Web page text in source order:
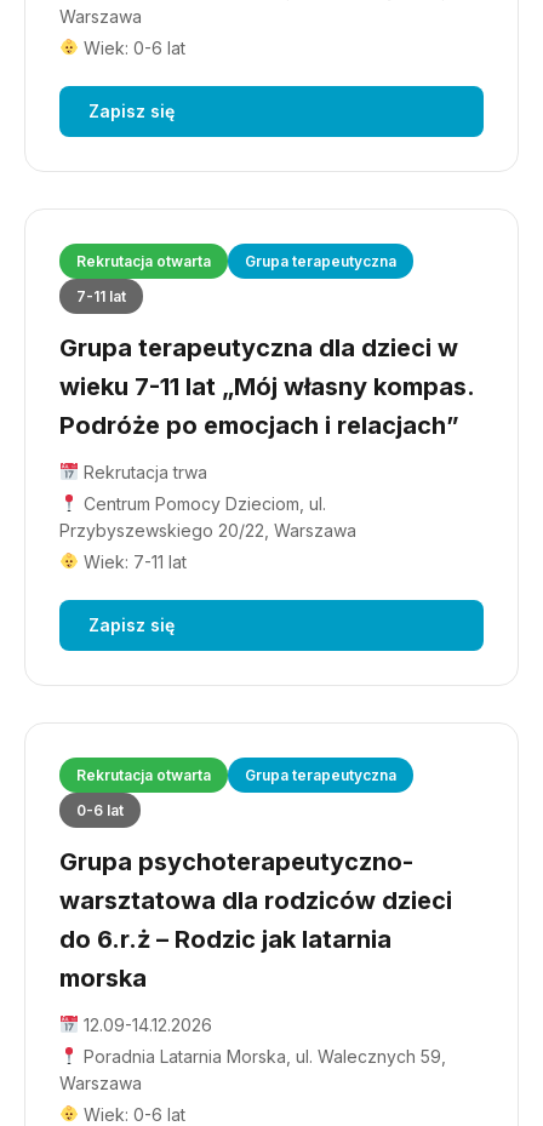
Warszawa
Wiek: 0-6 lat
Zapisz się
Rekrutacja otwarta
Grupa terapeutyczna
7-11 lat
Grupa terapeutyczna dla dzieci w
wieku 7-11 lat „Mój własny kompas.
Podróże po emocjach i relacjach”
Rekrutacja trwa
Centrum Pomocy Dzieciom, ul.
Przybyszewskiego 20/22, Warszawa
Wiek: 7-11 lat
Zapisz się
Rekrutacja otwarta
Grupa terapeutyczna
0-6 lat
Grupa psychoterapeutyczno-
warsztatowa dla rodziców dzieci
do 6.r.ż – Rodzic jak latarnia
morska
12.09-14.12.2026
Poradnia Latarnia Morska, ul. Walecznych 59,
Warszawa
Wiek: 0-6 lat